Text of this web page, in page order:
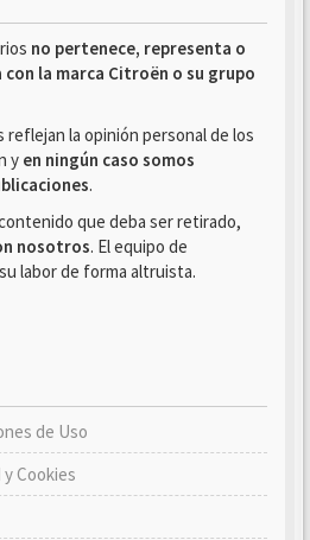
no pertenece, representa o
la marca Citroën o su grupo
reflejan la opinión personal de los
y en ningún caso somos
.
que deba ser retirado,
nosotros. El equipo de
labor de forma altruista.
de Uso
Cookies